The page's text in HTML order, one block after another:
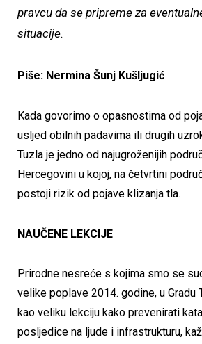
pravcu da se pripreme za
situacije.
Piše: Nermina Šunj Kušljugić
Kada govorimo o opasnostima od
usljed obilnih padavima ili drugih
Tuzla je jedno od najugroženijih
Hercegovini u kojoj, na četvrtini
postoji rizik od pojave klizanja tla.
NAUČENE LEKCIJE
Prirodne nesreće s kojima smo se
velike poplave 2014. godine, u Gradu
kao veliku lekciju kako prevenirati
posljedice na ljude i infrastrukturu,